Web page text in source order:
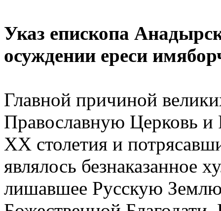
Указ епископа
осуждении ереси
Главной причиной
Православную Церковь и
XX столетия и
являлось безнаказанное
лишавшее Русскую